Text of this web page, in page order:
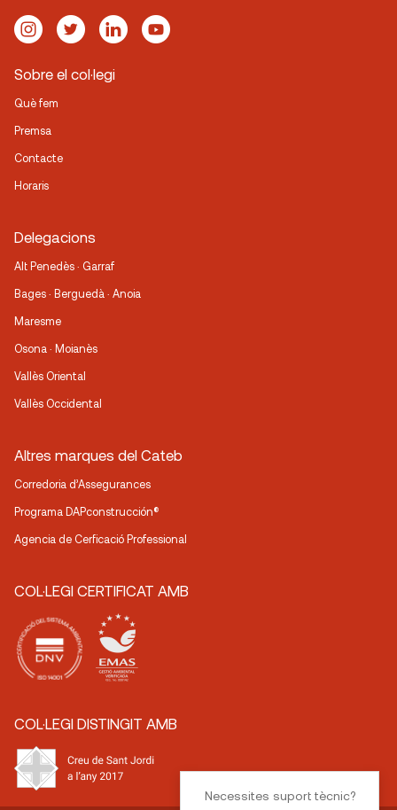
Sobre el col·legi
Què fem
Premsa
Contacte
Horaris
Delegacions
Alt Penedès · Garraf
Bages · Berguedà · Anoia
Maresme
Osona · Moianès
Vallès Oriental
Vallès Occidental
Altres marques del Cateb
Corredoria d’Assegurances
Programa DAPconstrucción®
Agencia de Cerficació Professional
COL·LEGI CERTIFICAT AMB
COL·LEGI DISTINGIT AMB
Necessites suport tècnic?